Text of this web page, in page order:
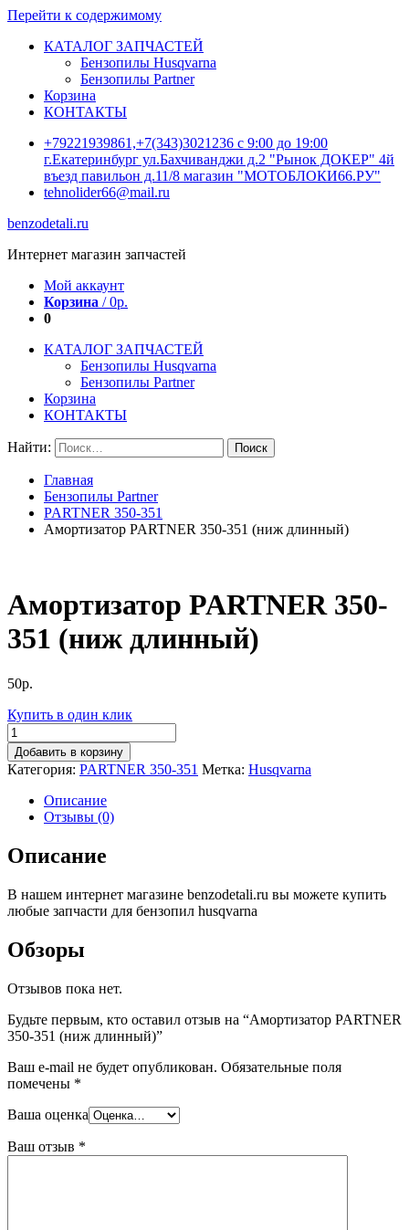
Перейти к содержимому
КАТАЛОГ ЗАПЧАСТЕЙ
Бензопилы Husqvarna
Бензопилы Partner
Корзина
КОНТАКТЫ
+79221939861,+7(343)3021236 с 9:00 до 19:00
г.Екатеринбург ул.Бахчиванджи д.2 "Рынок ДОКЕР" 4й
въезд павильон д.11/8 магазин "МОТОБЛОКИ66.РУ"
tehnolider66@mail.ru
benzodetali.ru
Интернет магазин запчастей
Мой аккаунт
Корзина /0р.
0
КАТАЛОГ ЗАПЧАСТЕЙ
Бензопилы Husqvarna
Бензопилы Partner
Корзина
КОНТАКТЫ
Найти:
Главная
Бензопилы Partner
PARTNER 350-351
Амортизатор PARTNER 350-351 (ниж длинный)
Амортизатор PARTNER 350-
351 (ниж длинный)
50р.
Купить в один клик
Добавить в корзину
Категория: PARTNER 350-351 Метка: Husqvarna
Описание
Отзывы (0)
Описание
В нашем интернет магазине benzodetali.ru вы можете купить
любые запчасти для бензопил husqvarna
Обзоры
Отзывов пока нет.
Будьте первым, кто оставил отзыв на “Амортизатор PARTNER
350-351 (ниж длинный)”
Ваш e-mail не будет опубликован. Обязательные поля
помечены *
Ваша оценка
Ваш отзыв *